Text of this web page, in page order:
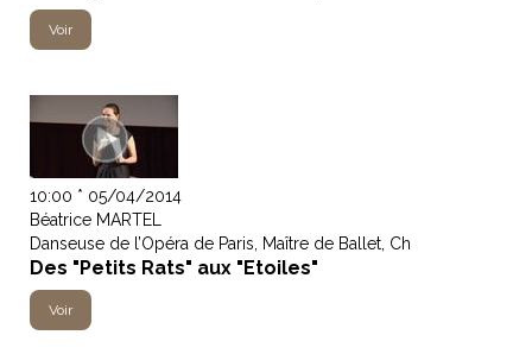
Voir
10:00 * 05/04/2014
Béatrice MARTEL
Danseuse de l’Opéra de Paris, Maître de Ballet, Ch
Des "Petits Rats" aux "Etoiles"
Voir